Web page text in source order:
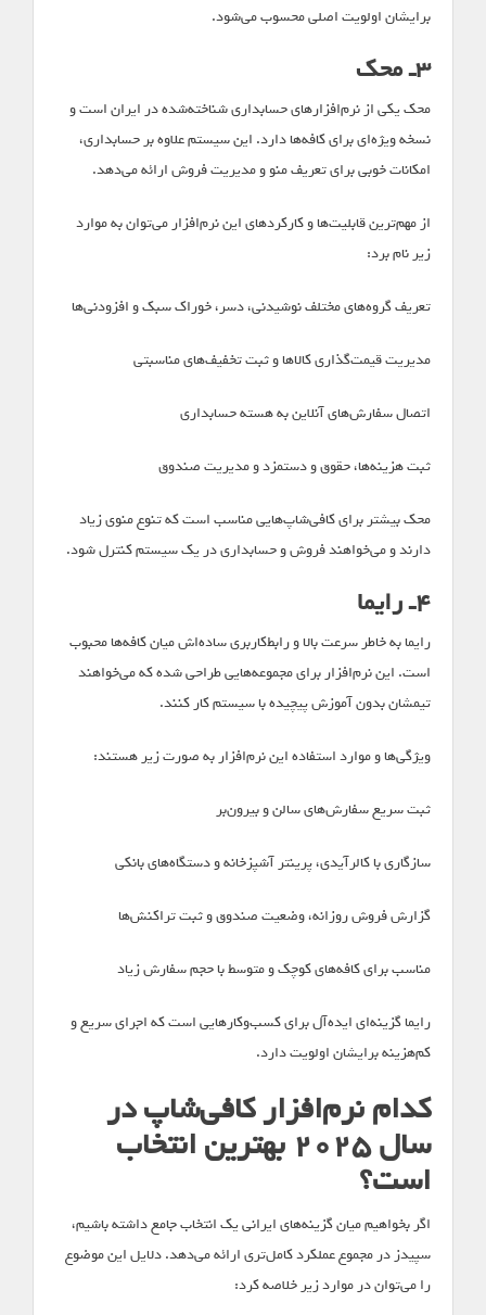
برایشان اولویت اصلی محسوب می‌شود.
۳ـ محک
محک یکی از نرم‌افزارهای حسابداری شناخته‌شده در ایران است و
نسخه ویژه‌ای برای کافه‌ها دارد. این سیستم علاوه بر حسابداری،
امکانات خوبی برای تعریف منو و مدیریت فروش ارائه می‌دهد.
از مهم‌ترین قابلیت‌ها و کارکردهای این نرم‌افزار می‌توان به موارد
زیر نام برد:
تعریف گروه‌های مختلف نوشیدنی، دسر، خوراک سبک و افزودنی‌ها
مدیریت قیمت‌گذاری کالاها و ثبت تخفیف‌های مناسبتی
اتصال سفارش‌های آنلاین به هسته حسابداری
ثبت هزینه‌ها، حقوق و دستمزد و مدیریت صندوق
محک بیشتر برای کافی‌شاپ‌هایی مناسب است که تنوع منوی زیاد
دارند و می‌خواهند فروش و حسابداری در یک سیستم کنترل شود.
۴ـ رایما
رایما به خاطر سرعت بالا و رابط‌کاربری ساده‌اش میان کافه‌ها محبوب
است. این نرم‌افزار برای مجموعه‌هایی طراحی شده که می‌خواهند
تیمشان بدون آموزش پیچیده با سیستم کار کنند.
ویژگی‌ها و موارد استفاده این نرم‌افزار به صورت زیر هستند:
ثبت سریع سفارش‌های سالن و بیرون‌بر
سازگاری با کالرآیدی، پرینتر آشپزخانه و دستگاه‌های بانکی
گزارش فروش روزانه، وضعیت صندوق و ثبت تراکنش‌ها
مناسب برای کافه‌های کوچک و متوسط با حجم سفارش زیاد
رایما گزینه‌ای ایده‌آل برای کسب‌وکارهایی است که اجرای سریع و
کم‌هزینه برایشان اولویت دارد.
کدام نرم‌افزار کافی‌شاپ در
سال 2025 بهترین انتخاب
است؟
اگر بخواهیم میان گزینه‌های ایرانی یک انتخاب جامع داشته باشیم،
سپیدز در مجموع عملکرد کامل‌تری ارائه می‌دهد. دلایل این موضوع
را می‌توان در موارد زیر خلاصه کرد: